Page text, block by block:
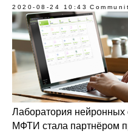
2020-08-24 10:43
Лаборатория нейронных
МФТИ стала партнёром